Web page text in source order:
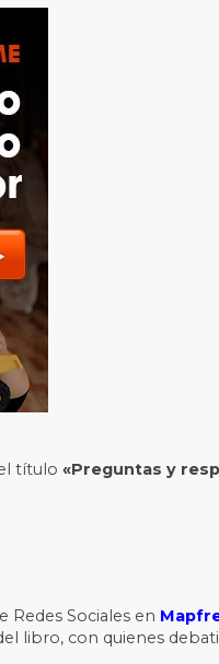
título «Preguntas y
Redes Sociales en
libro, con quienes